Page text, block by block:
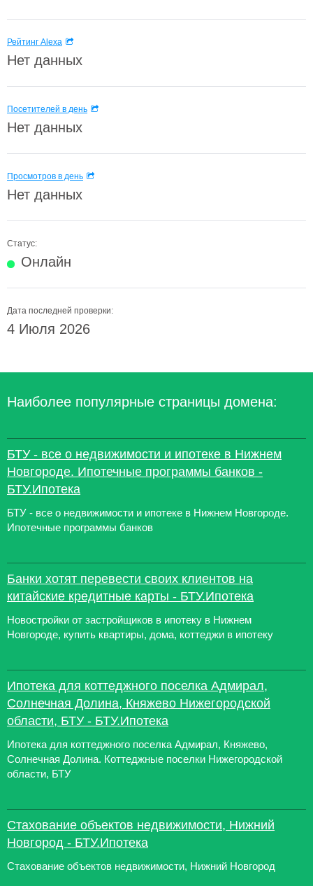
Рейтинг Alexa
Нет данных
Посетителей в день
Нет данных
Просмотров в день
Нет данных
Статус:
Онлайн
Дата последней проверки:
4 Июля 2026
Наиболее популярные страницы домена:
БТУ - все о недвижимости и ипотеке в Нижнем
Новгороде. Ипотечные программы банков -
БТУ.Ипотека
БТУ - все о недвижимости и ипотеке в Нижнем Новгороде.
Ипотечные программы банков
Банки хотят перевести своих клиентов на
китайские кредитные карты - БТУ.Ипотека
Новостройки от застройщиков в ипотеку в Нижнем
Новгороде, купить квартиры, дома, коттеджи в ипотеку
Ипотека для коттеджного поселка Адмирал,
Солнечная Долина, Княжево Нижегородской
области, БТУ - БТУ.Ипотека
Ипотека для коттеджного поселка Адмирал, Княжево,
Солнечная Долина. Коттеджные поселки Нижегородской
области, БТУ
Стахование объектов недвижимости, Нижний
Новгород - БТУ.Ипотека
Стахование объектов недвижимости, Нижний Новгород